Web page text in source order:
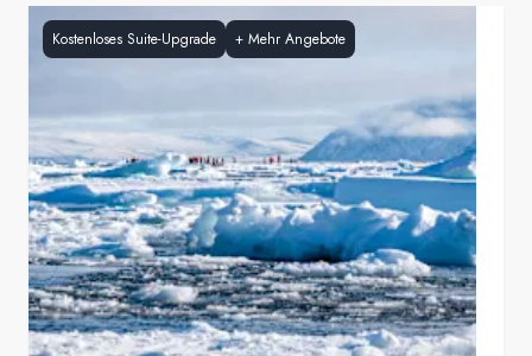
Kostenloses Suite-Upgrade + Mehr Angebote